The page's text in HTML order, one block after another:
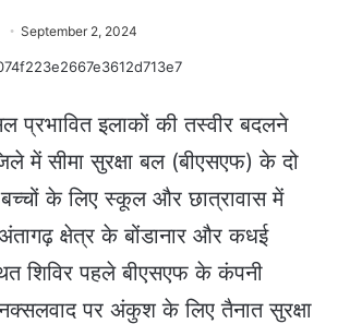
September 2, 2024
प्रभावित इलाकों की तस्वीर बदलने
में सीमा सुरक्षा बल (बीएसएफ) के दो
बच्चों के लिए स्कूल और छात्रावास में
क्षेत्र के बोंडानार और कधई
शिविर पहले बीएसएफ के कंपनी
पर अंकुश के लिए तैनात सुरक्षा